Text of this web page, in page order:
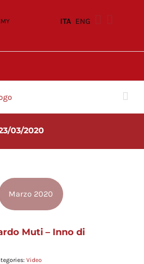
ITA ENG
03/2020
Marzo 2020
Muti – Inno di
Video